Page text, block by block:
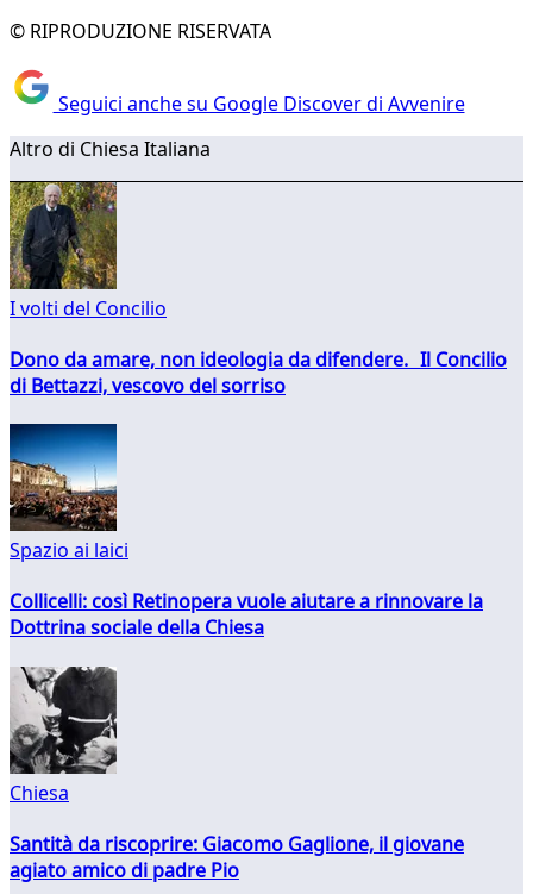
© RIPRODUZIONE RISERVATA
Seguici anche su Google Discover di Avvenire
Altro di Chiesa Italiana
I volti del Concilio
Dono da amare, non ideologia da difendere. Il Concilio
di Bettazzi, vescovo del sorriso
Spazio ai laici
Collicelli: così Retinopera vuole aiutare a rinnovare la
Dottrina sociale della Chiesa
Chiesa
Santità da riscoprire: Giacomo Gaglione, il giovane
agiato amico di padre Pio